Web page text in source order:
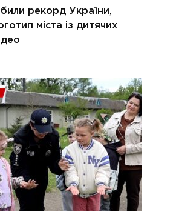
рекорд України,
міста із дитячих